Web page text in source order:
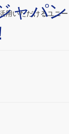
ャパン
用いただけるユニー